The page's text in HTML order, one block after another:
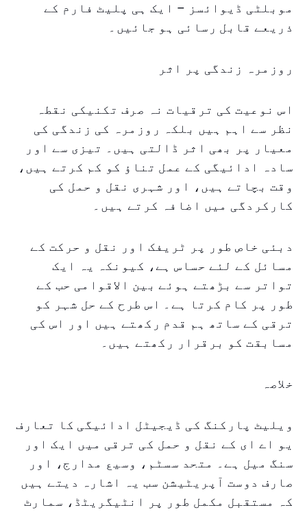
موبلٹی ڈیوائسز – ایک ہی پلیٹ فارم کے
ذریعے قابل رسائی ہو جائیں۔
روزمرہ زندگی پر اثر
اس نوعیت کی ترقیات نہ صرف تکنیکی نقطہ
نظر سے اہم ہیں بلکہ روزمرہ کی زندگی کی
معیار پر بھی اثر ڈالتی ہیں۔ تیزی سے اور
سادہ ادائیگی کے عمل تناؤ کو کم کرتے ہیں،
وقت بچاتے ہیں، اور شہری نقل و حمل کی
کارکردگی میں اضافہ کرتے ہیں۔
دبئی خاص طور پر ٹریفک اور نقل و حرکت کے
مسائل کے لئے حساس ہے، کیونکہ یہ ایک
تواتر سے بڑھتے ہوئے بین الاقوامی حب کے
طور پر کام کرتا ہے۔ اس طرح کے حل شہر کو
ترقی کے ساتھ ہم قدم رکھتے ہیں اور اس کی
مسابقت کو برقرار رکھتے ہیں۔
خلاصہ
ویلیٹ پارکنگ کی ڈیجیٹل ادائیگی کا تعارف
یو اے ای کے نقل و حمل کی ترقی میں ایک اور
سنگ میل ہے۔ متحد سسٹم، وسیع مدارج، اور
صارف دوست آپریٹیشن سب یہ اشارہ دیتے ہیں
کہ مستقبل مکمل طور پر انٹیگریٹڈ، سمارٹ